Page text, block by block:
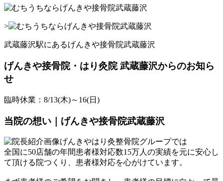
>
武蔵藤沢駅にあるげんきや接骨院武蔵藤沢
げんきや接骨院・はり灸院 武蔵藤沢からのお知ら
せ
臨時休業：8/13(木)～16(日)
当院の想い｜げんきや接骨院武蔵藤沢
げんきやはり灸整骨院グループでは
全国に50店舗の年間患者様対応数15万人の実績を元に安心し
て頂ける院つくり、患者様対応を心がけています。